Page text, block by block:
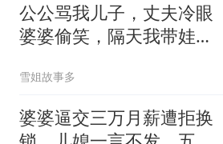
公公骂我儿子，丈夫冷眼
婆婆偷笑，隔天我带娃改
雪姐故事多
婆婆逼交三万月薪遭拒换